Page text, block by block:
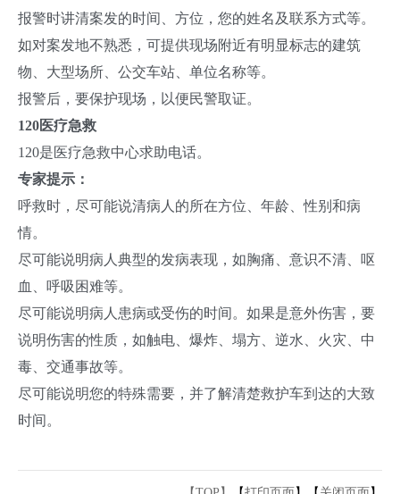
报警时讲清案发的时间、方位，您的姓名及联系方式等。
如对案发地不熟悉，可提供现场附近有明显标志的建筑
物、大型场所、公交车站、单位名称等。
报警后，要保护现场，以便民警取证。
120医疗急救
120是医疗急救中心求助电话。
专家提示：
呼救时，尽可能说清病人的所在方位、年龄、性别和病
情。
尽可能说明病人典型的发病表现，如胸痛、意识不清、呕
血、呼吸困难等。
尽可能说明病人患病或受伤的时间。如果是意外伤害，要
说明伤害的性质，如触电、爆炸、塌方、逆水、火灾、中
毒、交通事故等。
尽可能说明您的特殊需要，并了解清楚救护车到达的大致
时间。